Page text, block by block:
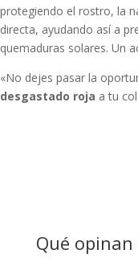
protegiendo el rostro, la
directa, ayudando así a
quemaduras solares. Un
«No dejes pasar la
desgastado roja a tu
Qué